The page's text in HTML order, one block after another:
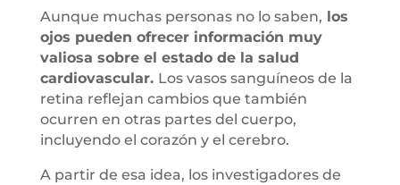
Aunque muchas personas no lo saben, los
ojos pueden ofrecer información muy
valiosa sobre el estado de la salud
cardiovascular. Los vasos sanguíneos de la
retina reflejan cambios que también
ocurren en otras partes del cuerpo,
incluyendo el corazón y el cerebro.
A partir de esa idea, los investigadores de